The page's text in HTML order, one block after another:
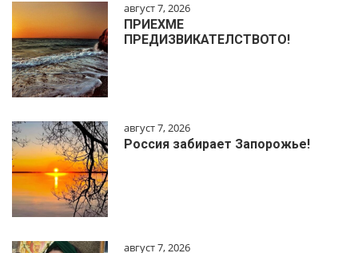
август 7, 2026
ПРИЕХМЕ
ПРЕДИЗВИКАТЕЛСТВОТО!
август 7, 2026
Россия забирает Запорожье!
август 7, 2026